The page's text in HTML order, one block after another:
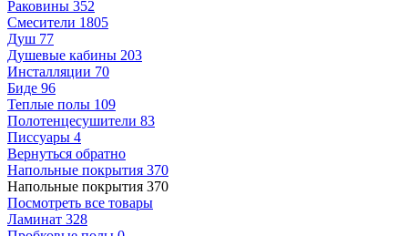
Раковины 352
Смесители 1805
Душ 77
Душевые кабины 203
Инсталляции 70
Биде 96
Теплые полы 109
Полотенцесушители 83
Писсуары 4
Вернуться обратно
Напольные покрытия 370
Напольные покрытия 370
Посмотреть все товары
Ламинат 328